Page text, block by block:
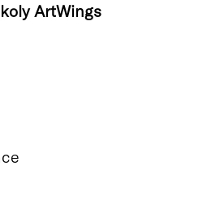
ArtWings